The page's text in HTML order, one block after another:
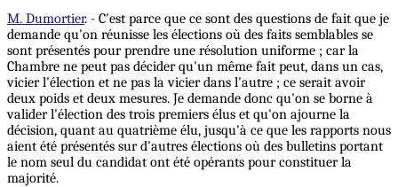
M. Dumortier. - C'est parce que ce sont des questions de fait que je
demande qu'on réunisse les élections où des faits semblables se
sont présentés pour prendre une résolution uniforme ; car la
Chambre ne peut pas décider qu'un même fait peut, dans un cas,
vicier l'élection et ne pas la vicier dans l'autre ; ce serait avoir
deux poids et deux mesures. Je demande donc qu'on se borne à
valider l'élection des trois premiers élus et qu'on ajourne la
décision, quant au quatrième élu, jusqu'à ce que les rapports nous
aient été présentés sur d'autres élections où des bulletins portant
le nom seul du candidat ont été opérants pour constituer la
majorité.